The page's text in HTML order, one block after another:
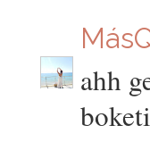
ahh